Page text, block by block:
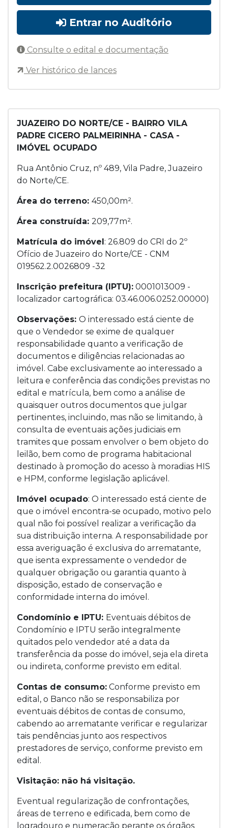
JUAZEIRO DO NORTE/CE - BAIRRO VILA
PADRE CICERO PALMEIRINHA - CASA -
IMÓVEL OCUPADO
Rua Antônio Cruz, nº 489, Vila Padre, Juazeiro
do Norte/CE.
Área do terreno: 450,00m².
Área construída: 209,77m².
Matrícula do imóvel : 26.809 do CRI do 2º
Ofício de Juazeiro do Norte/CE - CNM
019562.2.0026809 -32
Inscrição prefeitura (IPTU): 0001013009 -
localizador cartográfica: 03.46.006.0252.00000)
Observações: O interessado está ciente de
que o Vendedor se exime de qualquer
responsabilidade quanto a verificação de
documentos e diligências relacionadas ao
imóvel. Cabe exclusivamente ao interessado a
leitura e conferência das condições previstas no
edital e matrícula, bem como a análise de
quaisquer outros documentos que julgar
pertinentes, incluindo, mas não se limitando, à
consulta de eventuais ações judiciais em
tramites que possam envolver o bem objeto do
leilão, bem como de programa habitacional
destinado à promoção do acesso à moradias HIS
e HPM, conforme legislação aplicável.
Imóvel ocupado: O interessado está ciente de
que o imóvel encontra-se ocupado, motivo pelo
qual não foi possível realizar a verificação da
sua distribuição interna. A responsabilidade por
essa averiguação é exclusiva do arrematante,
que isenta expressamente o vendedor de
qualquer obrigação ou garantia quanto à
disposição, estado de conservação e
conformidade interna do imóvel.
Condomínio e IPTU: Eventuais débitos de
Condomínio e IPTU serão integralmente
quitados pelo vendedor até a data da
transferência da posse do imóvel, seja ela direta
ou indireta, conforme previsto em edital.
Contas de consumo: Conforme previsto em
edital, o Banco não se responsabiliza por
eventuais débitos de contas de consumo,
cabendo ao arrematante verificar e regularizar
tais pendências junto aos respectivos
prestadores de serviço, conforme previsto em
edital.
Visitação: não há visitação.
Eventual regularização de confrontações,
áreas de terreno e edificada, bem como de
logradouro e numeração perante os órgãos
Entrar no Auditório
Consulte o edital e documentação
Ver histórico de lances